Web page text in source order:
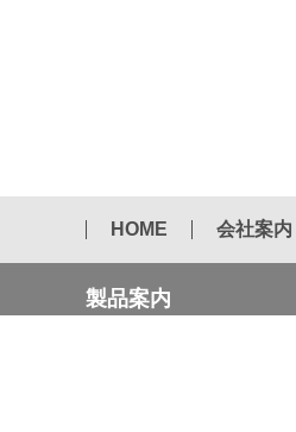
HOME 会社案内
製品案内